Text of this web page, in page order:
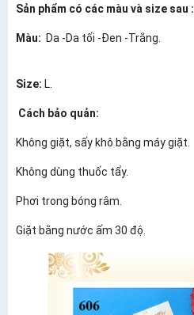
Sản phẩm có các màu và size sau :
Màu: Da -Da tối -Đen -Trắng.
Size: L.
Cách bảo quản:
Không giặt, sấy khô bằng máy giặt.
Không dùng thuốc tẩy.
Phơi trong bóng râm.
Giặt bằng nước ấm 30 độ.